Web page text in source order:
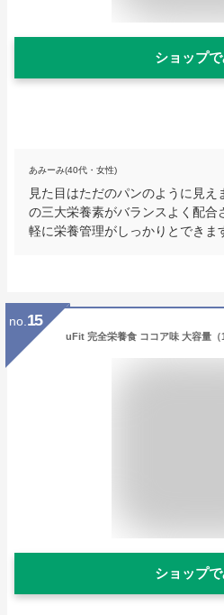
ショップ
あみーみ(40代・女性)
見た目はただのパンのように見
の三大栄養素がバランスよく配合
軽に栄養管理がしっかりとできま
no. 15
ショップ